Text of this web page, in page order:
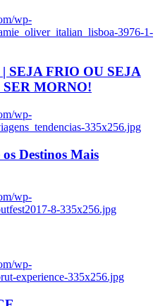
wp-
3976-1-
SEJA FRIO OU SEJA
MORNO!
wp-
335x256.jpg
Destinos Mais
wp-
8-335x256.jpg
wp-
experience-335x256.jpg